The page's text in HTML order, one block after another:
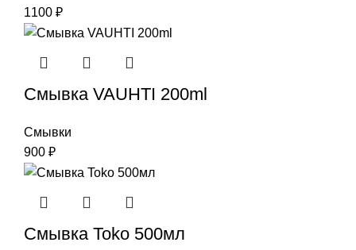
1100 ₽
Смывка VAUHTI 200ml
Смывки
900 ₽
Смывка Toko 500мл